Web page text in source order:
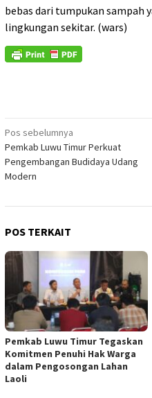
bebas dari tumpukan sampah
lingkungan sekitar. (wars)
Navigasi
pos
Pos sebelumnya
Pemkab Luwu Timur Perkuat
Pengembangan Budidaya Udang
Modern
POS TERKAIT
Pemkab Luwu Timur Tegaskan
Komitmen Penuhi Hak Warga
dalam Pengosongan Lahan
Laoli